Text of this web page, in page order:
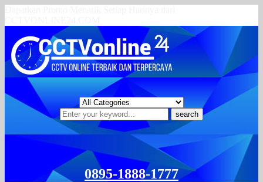
search
0895-1888-1777